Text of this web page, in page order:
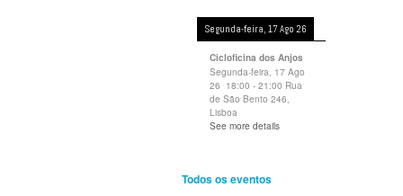
Segunda-feira, 17 Ago 26
Cicloficina dos Anjos
Segunda-feira, 17 Ago
26 18:00 - 21:00 Rua
de São Bento 246,
Lisboa
See more details
Todos os eventos